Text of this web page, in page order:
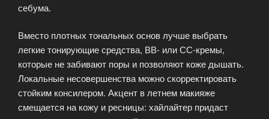
себума.
Вместо плотных тональных основ лучше выбрать
легкие тонирующие средства, ВВ- или СС-кремы,
которые не забивают поры и позволяют коже дышать.
Локальные несовершенства можно скорректировать
стойким консилером. Акцент в летнем макияже
смещается на кожу и ресницы: хайлайтер придаст